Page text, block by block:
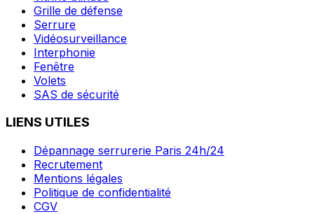
Grille de défense
Serrure
Vidéosurveillance
Interphonie
Fenêtre
Volets
SAS de sécurité
LIENS UTILES
Dépannage serrurerie Paris 24h/24
Recrutement
Mentions légales
Politique de confidentialité
CGV